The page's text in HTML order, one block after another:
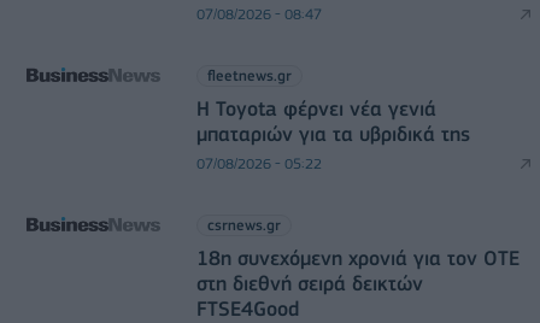
07/08/2026 - 08:47
fleetnews.gr
Η Toyota φέρνει νέα γενιά
μπαταριών για τα υβριδικά της
07/08/2026 - 05:22
csrnews.gr
18η συνεχόμενη χρονιά για τον ΟΤΕ
στη διεθνή σειρά δεικτών
FTSE4Good